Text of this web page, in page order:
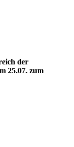
der
25.07. zum